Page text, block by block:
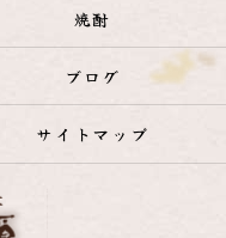
焼酎
ブログ
サイトマップ